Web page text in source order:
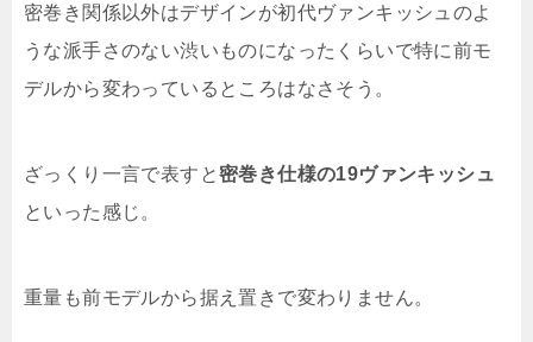
密巻き関係以外はデザインが初代ヴァンキッシュのよ
うな派手さのない渋いものになったくらいで特に前モ
デルから変わっているところはなさそう。
ざっくり一言で表すと密巻き仕様の19ヴァンキッシュ
といった感じ。
重量も前モデルから据え置きで変わりません。